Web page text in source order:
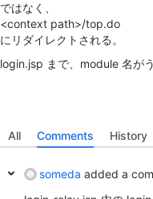
ではなく、
<context path>/top.do
にリダイレクトされる。
login.jsp まで、module 名が
All Comments History
someda added a